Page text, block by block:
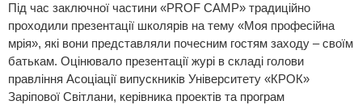
Під час заключної частини «PROF CAMP» традиційно
проходили презентації школярів на тему «Моя професійна
мрія», які вони представляли почесним гостям заходу – своїм
батькам. Оцінювало презентації журі в складі голови
правління Асоціації випускників Університету «КРОК»
Заріпової Світлани, керівника проектів та програм